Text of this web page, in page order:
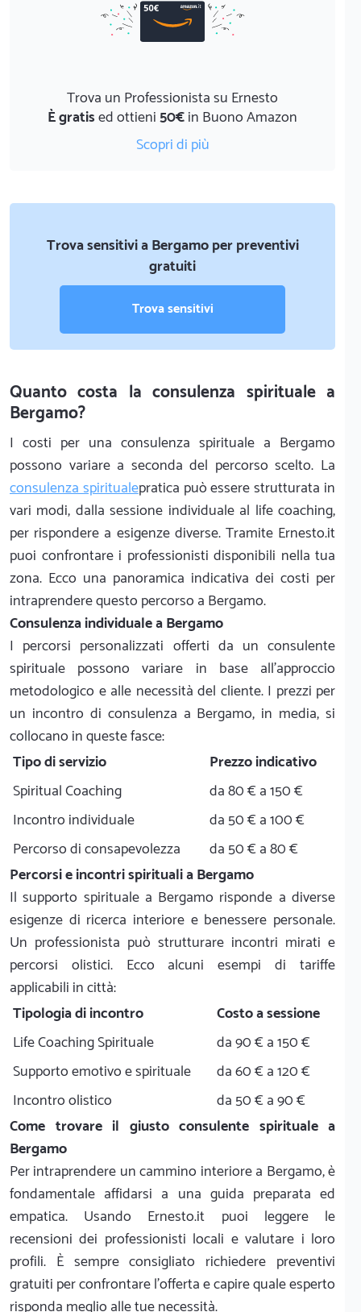
Trova un Professionista su Ernesto
È gratised ottieni50€in Buono Amazon
Scopri di più
Trova sensitivi a Bergamo per preventivi
gratuiti
Trova sensitivi
Quanto costa la consulenza spirituale a
Bergamo?
I costi per una consulenza spirituale a Bergamo
possono variare a seconda del percorso scelto. La
consulenza spiritualepratica può essere strutturata in
vari modi, dalla sessione individuale al life coaching,
per rispondere a esigenze diverse. Tramite Ernesto.it
puoi confrontare i professionisti disponibili nella tua
zona. Ecco una panoramica indicativa dei costi per
intraprendere questo percorso a Bergamo.
Consulenza individuale a Bergamo
I percorsi personalizzati offerti da un consulente
spirituale possono variare in base all'approccio
metodologico e alle necessità del cliente. I prezzi per
un incontro di consulenza a Bergamo, in media, si
collocano in queste fasce:
Tipo di servizio
Prezzo indicativo
Spiritual Coaching
da 80 € a 150 €
Incontro individuale
da 50 € a 100 €
Percorso di consapevolezza
da 50 € a 80 €
Percorsi e incontri spirituali a Bergamo
Il supporto spirituale a Bergamo risponde a diverse
esigenze di ricerca interiore e benessere personale.
Un professionista può strutturare incontri mirati e
percorsi olistici. Ecco alcuni esempi di tariffe
applicabili in città:
Tipologia di incontro
Costo a sessione
Life Coaching Spirituale
da 90 € a 150 €
Supporto emotivo e spirituale
da 60 € a 120 €
Incontro olistico
da 50 € a 90 €
Come trovare il giusto consulente spirituale a
Bergamo
Per intraprendere un cammino interiore a Bergamo, è
fondamentale affidarsi a una guida preparata ed
empatica. Usando Ernesto.it puoi leggere le
recensioni dei professionisti locali e valutare i loro
profili. È sempre consigliato richiedere preventivi
gratuiti per confrontare l'offerta e capire quale esperto
risponda meglio alle tue necessità.